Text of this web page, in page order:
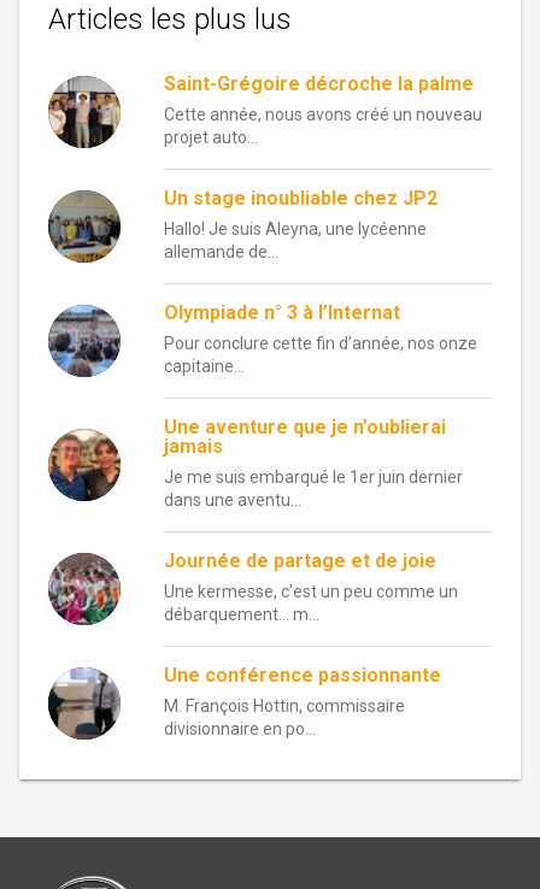
Articles les plus lus
Saint-Grégoire décroche la palme
Cette année, nous avons créé un nouveau
projet auto...
Un stage inoubliable chez JP2
Hallo! Je suis Aleyna, une lycéenne
allemande de...
Olympiade n° 3 à l’Internat
Pour conclure cette fin d’année, nos onze
capitaine...
Une aventure que je n’oublierai
jamais
Je me suis embarqué le 1er juin dernier
dans une aventu...
Journée de partage et de joie
Une kermesse, c’est un peu comme un
débarquement… m...
Une conférence passionnante
M. François Hottin, commissaire
divisionnaire en po...